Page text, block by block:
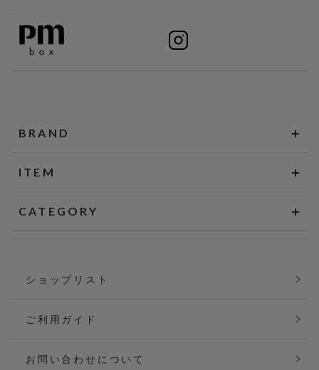
BRAND
ITEM
CATEGORY
ショップリスト
ご利用ガイド
お問い合わせについて